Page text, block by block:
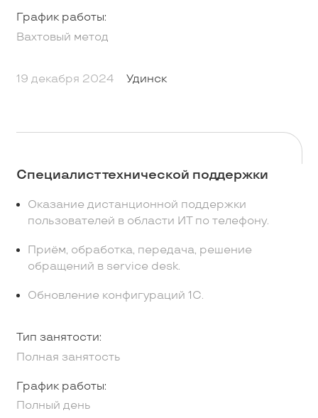
График работы:
Вахтовый метод
19 декабря 2024 Удинск
Специалист технической поддержки
Оказание дистанционной поддержки
пользователей в области ИТ по телефону.
Приём, обработка, передача, решение
обращений в service desk.
Обновление конфигураций 1С.
Тип занятости:
Полная занятость
График работы:
Полный день